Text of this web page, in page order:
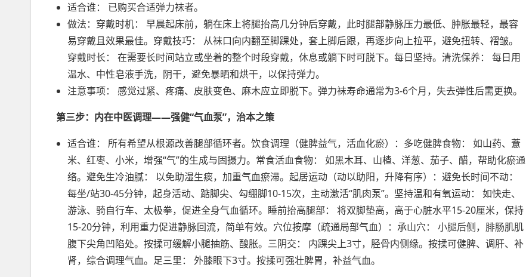
适合谁： 已购买合适弹力袜者。
做法：穿戴时机： 早晨起床前，躺在床上将腿抬高几分钟后穿戴，此时腿部静脉压力最低、肿胀最轻，最容
易穿戴且效果最佳。穿戴技巧： 从袜口向内翻至脚踝处，套上脚后跟，再逐步向上拉平，避免扭转、褶皱。
穿戴时长： 在需要长时间站立或坐着的整个时段穿戴，休息或躺下时可脱下。每日坚持。清洗保养： 每日用
温水、中性皂液手洗，阴干，避免暴晒和烘干，以保持弹力。
注意事项： 感觉过紧、疼痛、皮肤变色、麻木应立即脱下。弹力袜寿命通常为3-6个月，失去弹性后需更换。
第三步：内在中医调理——强健“气血泵”，治本之策
适合谁： 所有希望从根源改善腿部循环者。饮食调理（健脾益气，活血化瘀）：多吃健脾食物： 如山药、薏
米、红枣、小米，增强“气”的生成与固摄力。常食活血食物： 如黑木耳、山楂、洋葱、茄子、醋，帮助化瘀通
络。避免生冷油腻： 以免助湿生痰，加重气血瘀滞。起居运动（动以助阳，升降有序）：避免长时间不动：
每坐/站30-45分钟，起身活动、踮脚尖、勾绷脚10-15次，主动激活“肌肉泵”。坚持温和有氧运动： 如快走、
游泳、骑自行车、太极拳，促进全身气血循环。睡前抬高腿部： 将双脚垫高，高于心脏水平15-20厘米，保持
15-20分钟，利用重力促进静脉回流，简单有效。穴位按摩（疏通局部气血）：承山穴： 小腿后侧，腓肠肌肌
腹下尖角凹陷处。按揉可缓解小腿抽筋、酸胀。三阴交： 内踝尖上3寸，胫骨内侧缘。按揉可健脾、调肝、补
肾，综合调理气血。足三里： 外膝眼下3寸。按揉可强壮脾胃，补益气血。